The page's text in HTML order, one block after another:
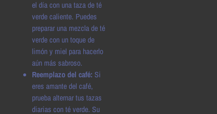
el día con una taza de té
verde caliente. Puedes
preparar una mezcla de té
verde con un toque de
limón y miel para hacerlo
aún más sabroso.
Reemplazo del café: Si
eres amante del café,
prueba alternar tus tazas
diarias con té verde. Su